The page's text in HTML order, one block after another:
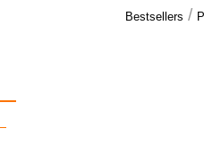
Bestsellers /